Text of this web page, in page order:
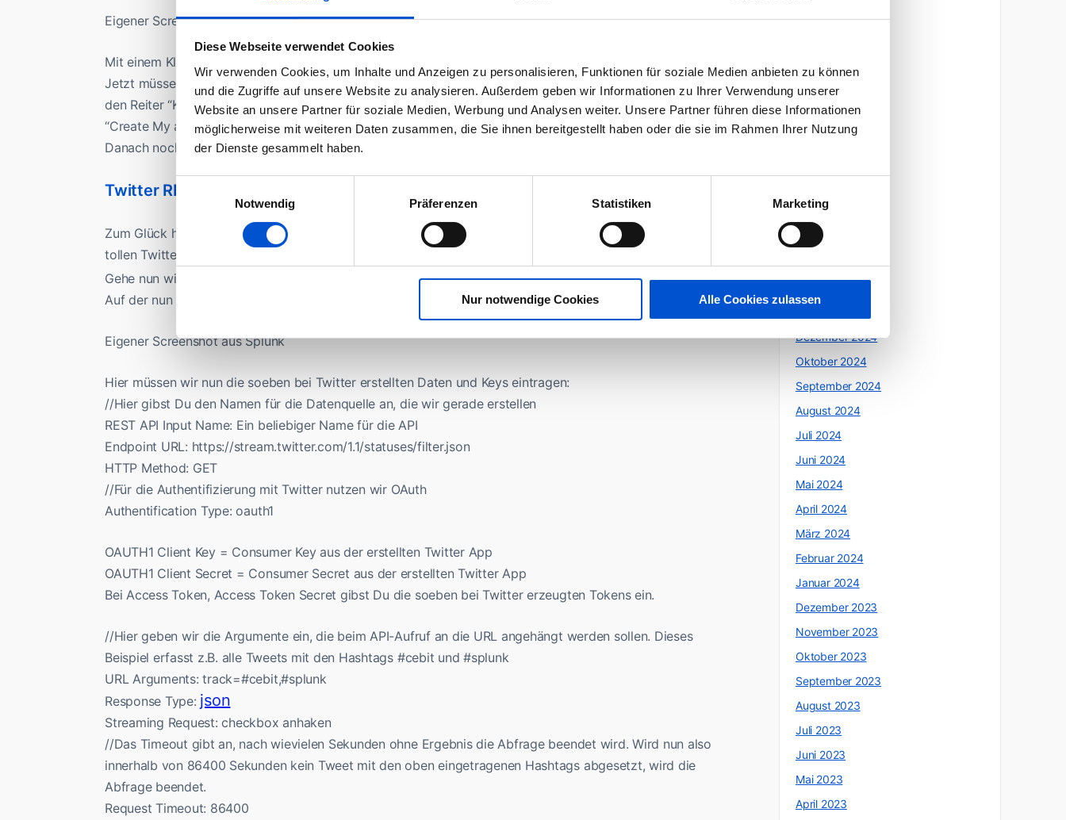
Diese Webseite verwendet Cookies
Wir verwenden Cookies, um Inhalte und Anzeigen zu personalisieren, Funktionen für soziale Medien anbieten zu können
und die Zugriffe auf unsere Website zu analysieren. Außerdem geben wir Informationen zu Ihrer Verwendung unserer
Website an unsere Partner für soziale Medien, Werbung und Analysen weiter. Unsere Partner führen diese Informationen
möglicherweise mit weiteren Daten zusammen, die Sie ihnen bereitgestellt haben oder die sie im Rahmen Ihrer Nutzung
der Dienste gesammelt haben.
Einwilligungsauswahl
Notwendig
Präferenzen Statistiken Marketing
Nur notwendige Cookies Alle Cookies zulassen
Eigener Screenshot von apps.twitter.com
Mit einem Klick auf “Weiter” wird Deine App erstellt.
Jetzt müssen wir noch die zur Kommunikation notwendigen OAuth-keys generieren. Dafür klickst Du auf
den Reiter “Keys and Access Tokens”, scrollst bis zum Bereich “Your Access Token” und klickst auf
“Create My access Token”.
Danach noch ein Klick ganz oben auf der Seite auf “Test OAuth” und fertig.
Twitter REST API als Datenquelle einrichten
Zum Glück haben wir eben schon das REST-Plugin für Splunk installiert, sonst könnten wir mit unserer
tollen Twitter-App jetzt gar nichts anfangen
Gehe nun wieder auf Deine lokale Splunk Startseite und klicke auf “Add Data” und danach auf “Monitor”.
Auf der nun ladenden Seite wählst Du “REST” aus.
Eigener Screenshot aus Splunk
Hier müssen wir nun die soeben bei Twitter erstellten Daten und Keys eintragen:
//Hier gibst Du den Namen für die Datenquelle an, die wir gerade erstellen
REST API Input Name: Ein beliebiger Name für die API
Endpoint URL: https://stream.twitter.com/1.1/statuses/filter.json
HTTP Method: GET
//Für die Authentifizierung mit Twitter nutzen wir OAuth
Authentification Type: oauth1
OAUTH1 Client Key = Consumer Key aus der erstellten Twitter App
OAUTH1 Client Secret = Consumer Secret aus der erstellten Twitter App
Bei Access Token, Access Token Secret gibst Du die soeben bei Twitter erzeugten Tokens ein.
//Hier geben wir die Argumente ein, die beim API-Aufruf an die URL angehängt werden sollen. Dieses
Beispiel erfasst z.B. alle Tweets mit den Hashtags #cebit und #splunk
URL Arguments: track=#cebit,#splunk
Response Type: json
Streaming Request: checkbox anhaken
//Das Timeout gibt an, nach wievielen Sekunden ohne Ergebnis die Abfrage beendet wird. Wird nun also
innerhalb von 86400 Sekunden kein Tweet mit den oben eingetragenen Hashtags abgesetzt, wird die
Abfrage beendet.
Request Timeout: 86400
April 2026
März 2026
November 2025
Oktober 2025
Mai 2025
April 2025
März 2025
Dezember 2024
Oktober 2024
September 2024
August 2024
Juli 2024
Juni 2024
Mai 2024
April 2024
März 2024
Februar 2024
Januar 2024
Dezember 2023
November 2023
Oktober 2023
September 2023
August 2023
Juli 2023
Juni 2023
Mai 2023
April 2023